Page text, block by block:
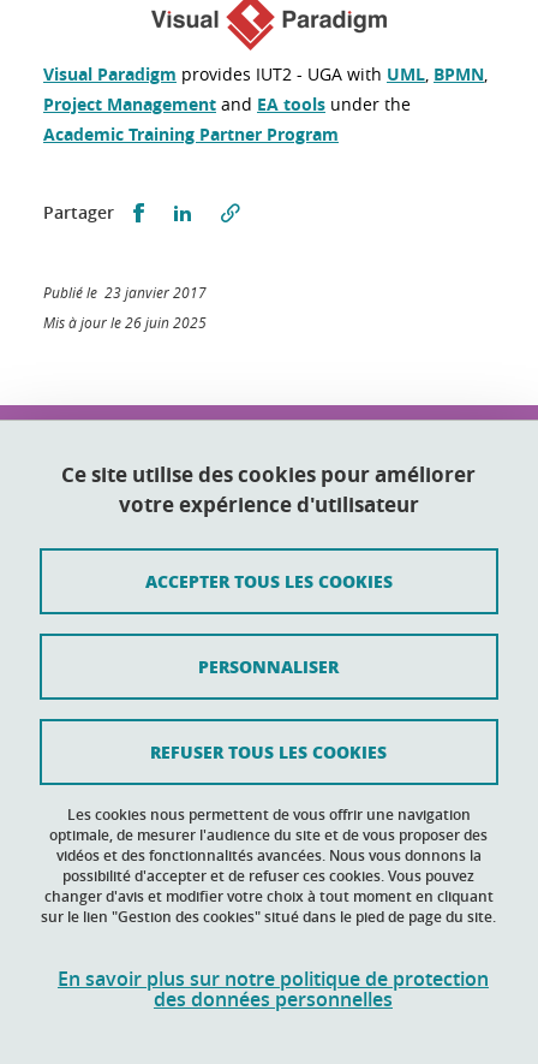
Visual Paradigm provides IUT2 - UGA with UML, BPMN,
Project Management and EA tools under the
Academic Training Partner Program
Partager Partager sur Facebook
Partager sur LinkedIn
Publié le 23 janvier 2017
Mis à jour le 26 juin 2025
2 place Doyen Gosse
Contact
Crédits
Mentions légales
Données personnelles
Politique des Cookies
Gestion des cookies
Ce site utilise des cookies pour améliorer
votre expérience d'utilisateur
Les cookies nous permettent de vous offrir une navigation
optimale, de mesurer l'audience du site et de vous proposer des
vidéos et des fonctionnalités avancées. Nous vous donnons la
possibilité d'accepter et de refuser ces cookies. Vous pouvez
changer d'avis et modifier votre choix à tout moment en cliquant
sur le lien "Gestion des cookies" situé dans le pied de page du site.
En savoir plus sur notre politique de protection
des données personnelles
ACCEPTER TOUS LES COOKIES
REFUSER TOUS LES COOKIES
PERSONNALISER